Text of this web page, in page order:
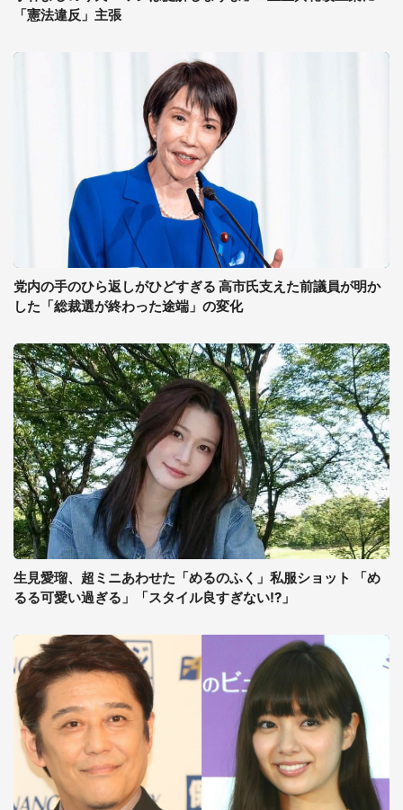
「憲法違反」主張
党内の手のひら返しがひどすぎる 高市氏支えた前議員が明か
した「総裁選が終わった途端」の変化
生見愛瑠、超ミニあわせた「めるのふく」私服ショット 「め
るる可愛い過ぎる」「スタイル良すぎない!?」